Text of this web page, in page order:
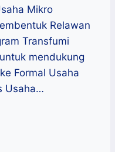
Mikro
Relawan
Transfumi
mendukung
Formal Usaha
Usaha…